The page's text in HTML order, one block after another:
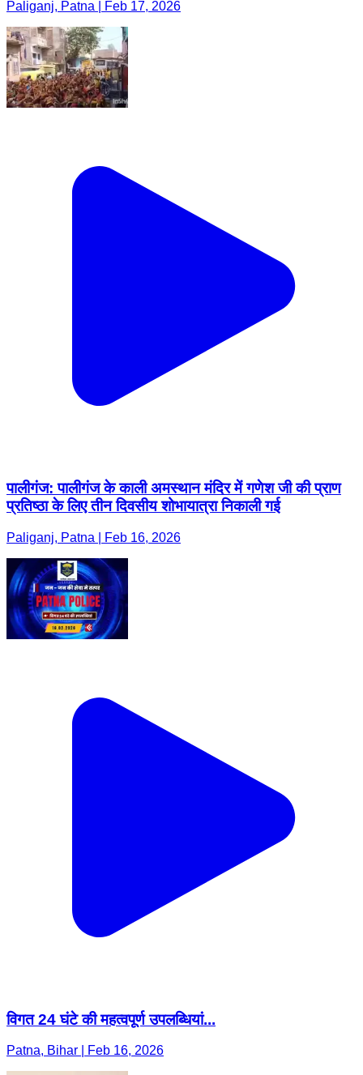
Paliganj, Patna | Feb 17, 2026
पालीगंज: पालीगंज के काली अमस्थान मंदिर में गणेश जी की प्राण
प्रतिष्ठा के लिए तीन दिवसीय शोभायात्रा निकाली गई
Paliganj, Patna | Feb 16, 2026
विगत 24 घंटे की महत्वपूर्ण उपलब्धियां...
Patna, Bihar | Feb 16, 2026